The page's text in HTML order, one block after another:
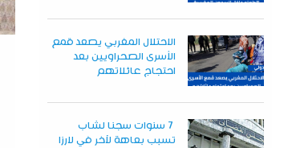
الاحتلال المغربي يصعد قمع
الأسرى الصحراويين بعد
احتجاج عائلاتهم
7 سنوات سجنا لشاب
تسبب بعاهة لآخر في لارزا